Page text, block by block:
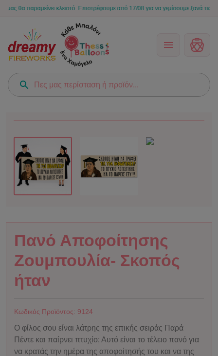
παραμείνει κλειστό. Επιστρέφουμε από 17/08 για να γεμίσουμε ξανά τις
Πανό Αποφοίτησης
Ζουμπουλία- Σκοπός
ήταν
Κωδικός Προϊόντος: 9124
Ο φίλος σου είναι λάτρης της επικής σειράς Παρά
Πέντε και παίρνει πτυχίο; Αυτό είναι το τέλειο πανό για
να κρατάς την ημέρα της αποφοίτησής του και να της